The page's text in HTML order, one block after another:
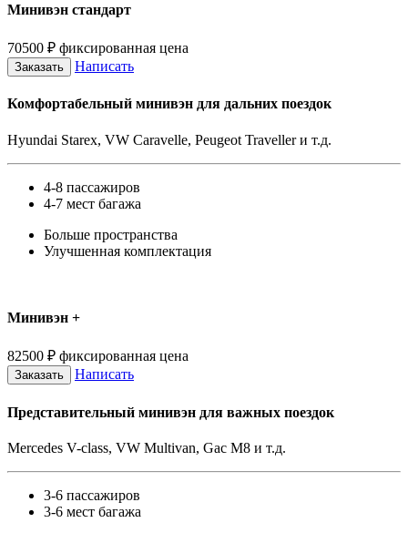
Минивэн стандарт
70500 ₽ фиксированная цена
Заказать Написать
Комфортабельный минивэн для дальних поездок
Hyundai Starex, VW Caravelle, Peugeot Traveller и т.д.
4-8 пассажиров
4-7 мест багажа
Больше пространства
Улучшенная комплектация
Минивэн +
82500 ₽ фиксированная цена
Заказать Написать
Представительный минивэн для важных поездок
Mercedes V-class, VW Multivan, Gac M8 и т.д.
3-6 пассажиров
3-6 мест багажа